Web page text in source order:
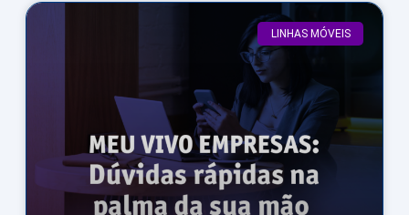
LINHAS MÓVEIS